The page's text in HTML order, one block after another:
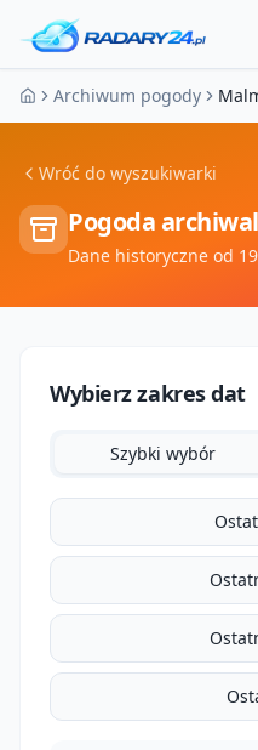
Strona główna
Archiwum pogody
Wróć do wyszukiwarki
Pogoda
Dane historyczne od
Wybierz zakres dat
Szybki wybór